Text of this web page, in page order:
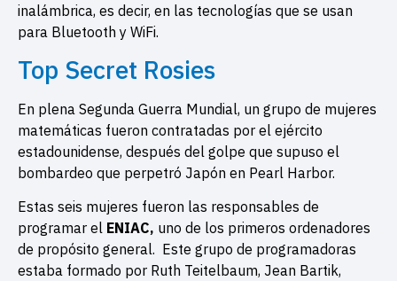
inalámbrica, es decir, en las tecnologías que se usan
para Bluetooth y WiFi.
Top Secret Rosies
En plena Segunda Guerra Mundial, un grupo de mujeres
matemáticas fueron contratadas por el ejército
estadounidense, después del golpe que supuso el
bombardeo que perpetró Japón en Pearl Harbor.
Estas seis mujeres fueron las responsables de
programar el ENIAC, uno de los primeros ordenadores
de propósito general. Este grupo de programadoras
estaba formado por Ruth Teitelbaum, Jean Bartik,